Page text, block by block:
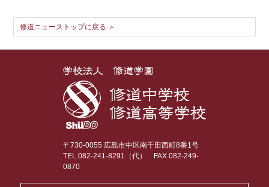
修道ニューストップに戻る ＞
〒730-0055 広島市中区南千田西町8番1号
TEL.082-241-8291（代）
FAX.082-249-
0870